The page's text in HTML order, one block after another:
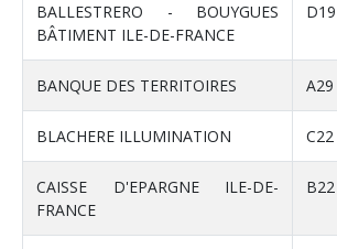
BALLESTRERO - BOUYGUES
BÂTIMENT ILE-DE-FRANCE
D19
BANQUE DES TERRITOIRES A29
BLACHERE ILLUMINATION C22
CAISSE D'EPARGNE ILE-DE-
FRANCE
B22